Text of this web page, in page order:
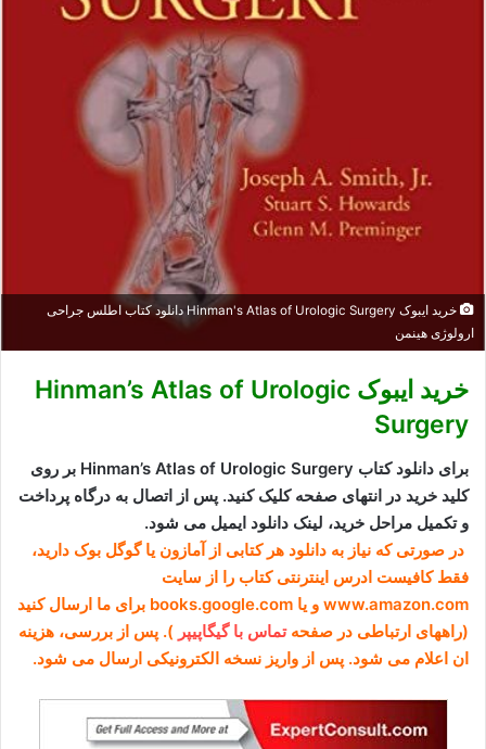
خرید ایبوک Hinman's Atlas of Urologic Surgery دانلود کتاب اطلس جراحی
ارولوژی هینمن
خرید ایبوک Hinman’s Atlas of Urologic
Surgery
برای دانلود کتاب Hinman’s Atlas of Urologic Surgery بر روی
کلید خرید در انتهای صفحه کلیک کنید. پس از اتصال به درگاه پرداخت
و تکمیل مراحل خرید، لینک دانلود ایمیل می شود.
در صورتی که نیاز به دانلود هر کتابی از آمازون یا گوگل بوک دارید،
فقط کافیست ادرس اینترنتی کتاب را از سایت
www.amazon.com و یا books.google.com برای ما ارسال کنید
(راههای ارتباطی در صفحهتماس با گیگاپیپر ). پس از بررسی، هزینه
ان اعلام می شود. پس از واریز نسخه الکترونیکی ارسال می شود.